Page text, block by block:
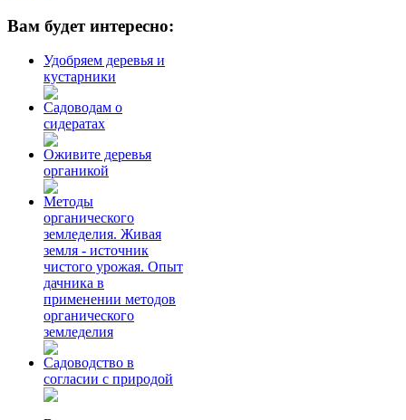
Вам будет интересно:
Удобряем деревья и
кустарники
Садоводам о
сидератах
Оживите деревья
органикой
Методы
органического
земледелия. Живая
земля - источник
чистого урожая. Опыт
дачника в
применении методов
органического
земледелия
Садоводство в
согласии с природой